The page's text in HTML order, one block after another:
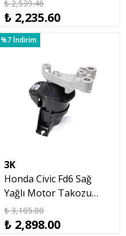
₺ 2,539.46
₺ 2,235.60
%7 İndirim
3K
Honda Civic Fd6 Sağ
Yağlı Motor Takozu
Kulağı 2007 2012
₺ 3,105.00
₺ 2,898.00